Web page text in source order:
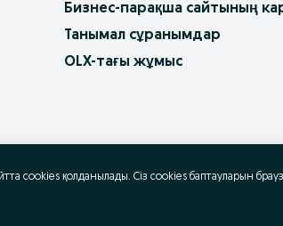
Бизнес-парақша сайтының
Танымал сұранымдар
OLX-тағы жұмыс
cookies қолданылады. Сіз cookies баптауларын